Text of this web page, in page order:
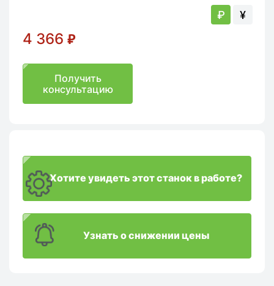
₽ ¥
4 366 ₽
Получить
консультацию
Хотите увидеть этот станок в работе?
Узнать о снижении цены